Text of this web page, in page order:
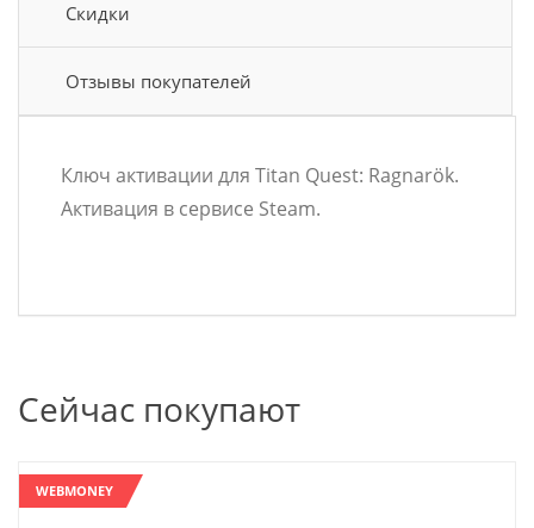
Скидки
Отзывы покупателей
Ключ активации для Titan Quest: Ragnarök.
Активация в сервисе Steam.
Сейчас покупают
WEBMONEY